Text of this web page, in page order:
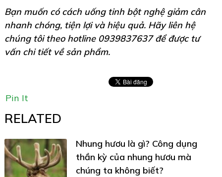
Bạn muốn có cách uống tinh bột nghệ giảm cân
nhanh chóng, tiện lợi và hiệu quả. Hãy liên hệ
chúng tôi theo hotline 0939837637 để được tư
vấn chi tiết về sản phẩm.
Pin It
RELATED
Nhung hươu là gì? Công dụng
thần kỳ của nhung hươu mà
chúng ta không biết?